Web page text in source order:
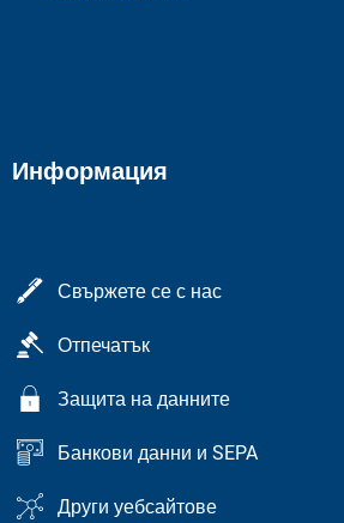
Информация
Свържете се с нас
Отпечатък
Защита на данните
Банкови данни и SEPA
Други уебсайтове